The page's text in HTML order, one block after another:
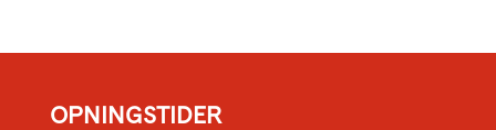
OPNINGSTIDER